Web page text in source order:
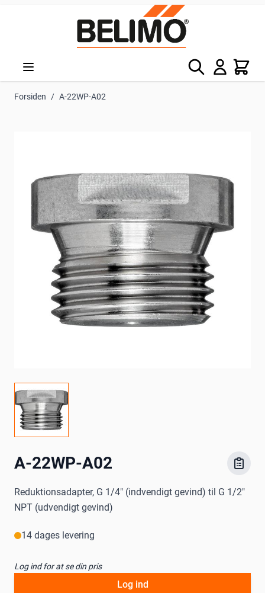
Søg Kurv
Forsiden / A-22WP-A02
A-22WP-A02
Reduktionsadapter, G 1/4" (indvendigt gevind) til G 1/2"
NPT (udvendigt gevind)
14 dages levering
Log ind for at se din pris
Log ind